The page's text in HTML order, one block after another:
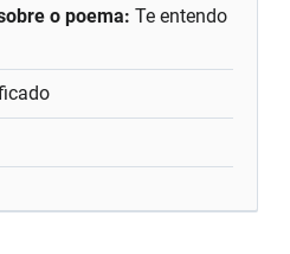
o poema:Te entendo